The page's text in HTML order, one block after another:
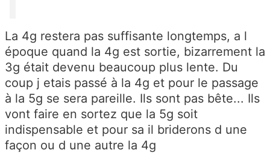
La 4g restera pas suffisante longtemps, a l
époque quand la 4g est sortie, bizarrement la
3g était devenu beaucoup plus lente. Du
coup j etais passé à la 4g et pour le passage
à la 5g se sera pareille. Ils sont pas bête... Ils
vont faire en sortez que la 5g soit
indispensable et pour sa il briderons d une
façon ou d une autre la 4g